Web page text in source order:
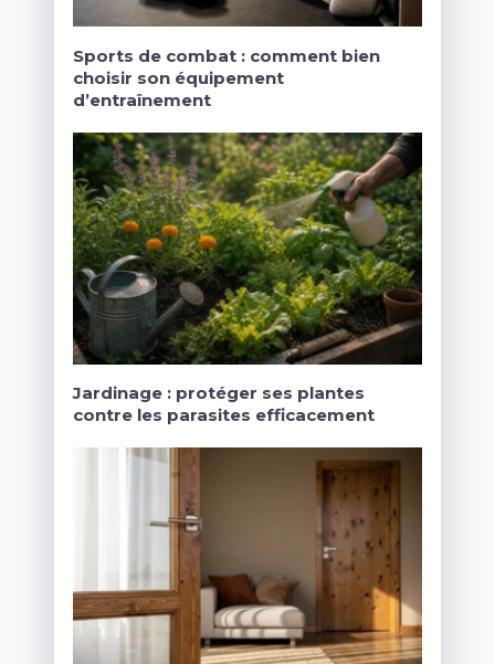
Sports de combat : comment bien
choisir son équipement
d’entraînement
Jardinage : protéger ses plantes
contre les parasites efficacement